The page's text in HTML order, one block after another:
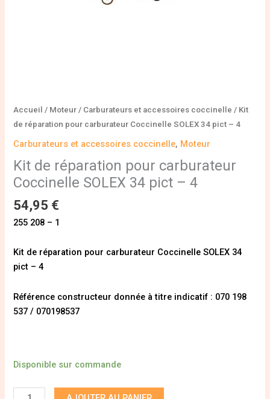
Accueil / Moteur / Carburateurs et accessoires coccinelle / Kit
de réparation pour carburateur Coccinelle SOLEX 34 pict – 4
Carburateurs et accessoires coccinelle, Moteur
Kit de réparation pour carburateur
Coccinelle SOLEX 34 pict – 4
54,95 €
255 208 – 1
Kit de réparation pour carburateur Coccinelle SOLEX 34
pict – 4
Référence constructeur donnée à titre indicatif : 070 198
537 / 070198537
Disponible sur commande